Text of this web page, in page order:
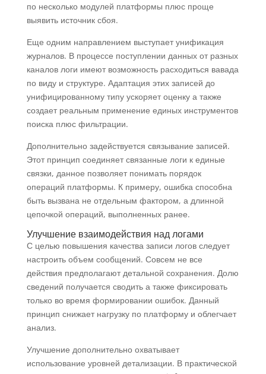
по несколько модулей платформы плюс проще
выявить источник сбоя.
Еще одним направлением выступает унификация
журналов. В процессе поступлении данных от разных
каналов логи имеют возможность расходиться вавада
по виду и структуре. Адаптация этих записей до
унифицированному типу ускоряет оценку а также
создает реальным применение единых инструментов
поиска плюс фильтрации.
Дополнительно задействуется связывание записей.
Этот принцип соединяет связанные логи к единые
связки, данное позволяет понимать порядок
операций платформы. К примеру, ошибка способна
быть вызвана не отдельным фактором, а длинной
цепочкой операций, выполненных ранее.
Улучшение взаимодействия над логами
С целью повышения качества записи логов следует
настроить объем сообщений. Совсем не все
действия предполагают детальной сохранения. Долю
сведений получается сводить а также фиксировать
только во время формировании ошибок. Данный
принцип снижает нагрузку по платформу и облегчает
анализ.
Улучшение дополнительно охватывает
использование уровней детализации. В практической